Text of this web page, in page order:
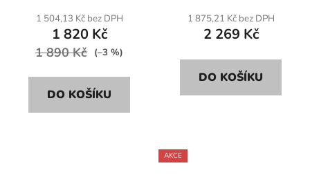
1 504,13 Kč bez DPH
1 820 Kč
1 890 Kč (–3 %)
DO KOŠÍKU
1 875,21 Kč bez DPH
2 269 Kč
DO KOŠÍKU
AKCE